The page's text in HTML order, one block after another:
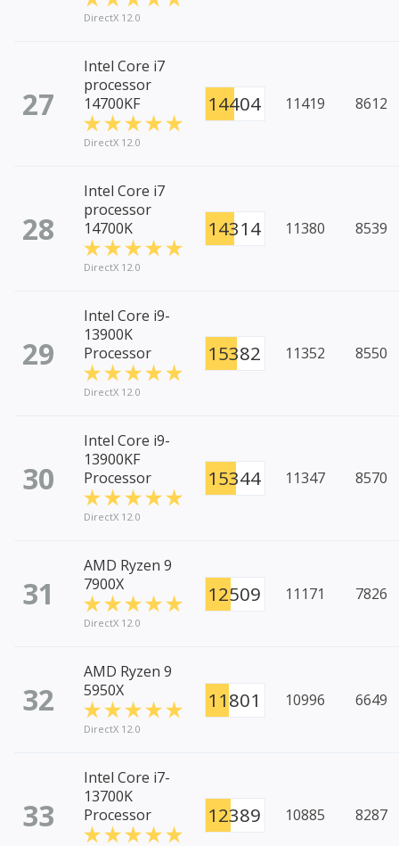
DirectX 12.0
27
Intel Core i7
processor
14700KF
DirectX 12.0
14404 11419 8612
28
Intel Core i7
processor
14700K
DirectX 12.0
14314 11380 8539
29
Intel Core i9-
13900K
Processor
DirectX 12.0
15382 11352 8550
30
Intel Core i9-
13900KF
Processor
DirectX 12.0
15344 11347 8570
31
AMD Ryzen 9
7900X
DirectX 12.0
12509 11171 7826
32
AMD Ryzen 9
5950X
DirectX 12.0
11801 10996 6649
33
Intel Core i7-
13700K
Processor
12389 10885 8287